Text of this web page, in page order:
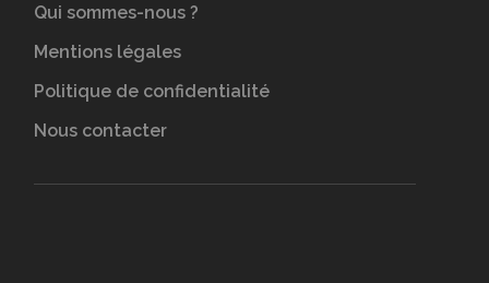
Qui sommes-nous ?
Mentions légales
Politique de confidentialité
Nous contacter